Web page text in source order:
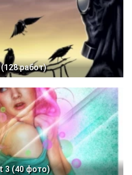
работ)
3 (40 фото)